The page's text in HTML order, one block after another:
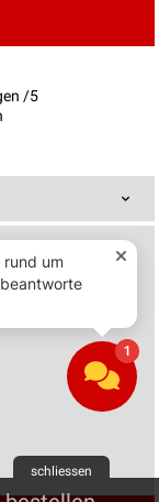
/5
schliessen